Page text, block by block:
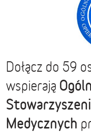
Dołącz do 59
wspierają
Medycznych